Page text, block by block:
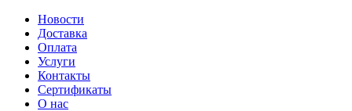
Новости
Доставка
Оплата
Услуги
Контакты
Cертификаты
О нас